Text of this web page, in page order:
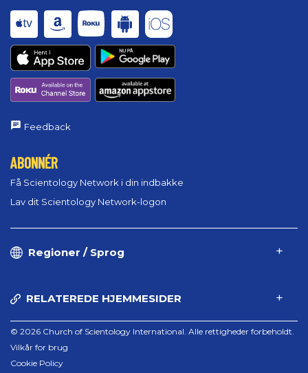
Feedback
ABONNÉR
Få Scientology Network i din indbakke
Lav dit Scientology Network-logon
Regioner / Sprog
RELATEREDE HJEMMESIDER
© 2026 Church of Scientology International. Alle rettigheder forbeholdt.
Vilkår for brug
Cookie Policy